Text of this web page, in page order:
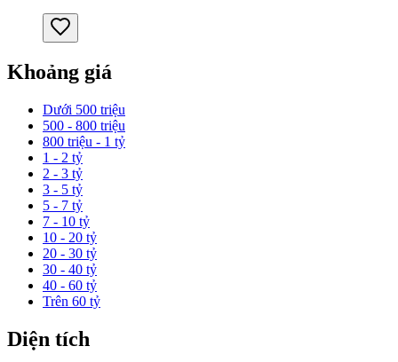
Khoảng giá
Dưới 500 triệu
500 - 800 triệu
800 triệu - 1 tỷ
1 - 2 tỷ
2 - 3 tỷ
3 - 5 tỷ
5 - 7 tỷ
7 - 10 tỷ
10 - 20 tỷ
20 - 30 tỷ
30 - 40 tỷ
40 - 60 tỷ
Trên 60 tỷ
Diện tích